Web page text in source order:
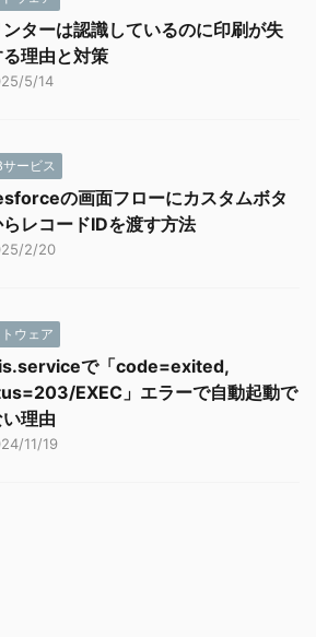
ンターは認識しているのに印刷が失
理由と対策
5/14
サービス
の画面フローにカスタムボタ
らレコードIDを渡す方法
2/20
ウェア
で「code=exited,
EXEC」エラーで自動起動で
い理由
11/19